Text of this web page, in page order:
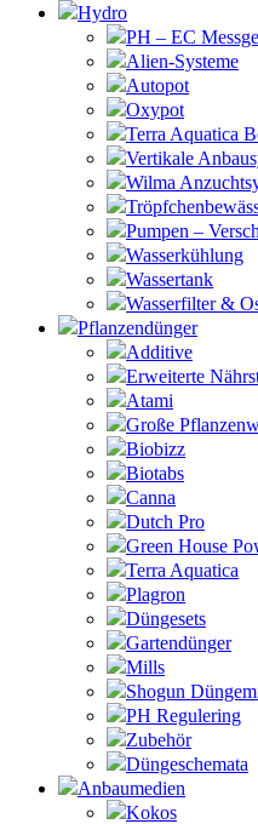
Hydro
PH – EC
Alien-Systeme
Autopot
Oxypot
Terra Aquatica
Vertikale
Wilma
Pumpen –
Wasserkühlung
Wassertank
Wasserfilter &
Pflanzendünger
Additive
Erweiterte
Atami
Große
Biobizz
Biotabs
Canna
Dutch Pro
Green House
Terra Aquatica
Plagron
Düngesets
Gartendünger
Mills
Shogun
PH Regulering
Zubehör
Düngeschemata
Anbaumedien
Kokos